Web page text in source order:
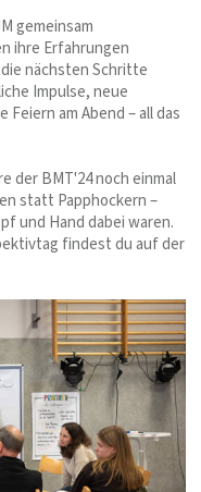
gemeinsam
ihre Erfahrungen
nächsten Schritte
Impulse, neue
am Abend – all das
der BMT'24 noch einmal
statt Papphockern –
und Hand dabei waren.
findest du auf der